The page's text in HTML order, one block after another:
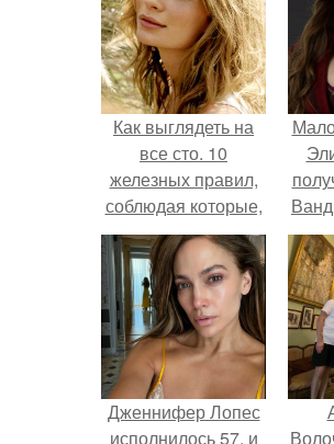
Как выглядеть на
все сто. 10
железных правил,
соблюдая которые,
можно выглядеть
на «все 100»
Дженнифер Лопес
исполнилось 57, и